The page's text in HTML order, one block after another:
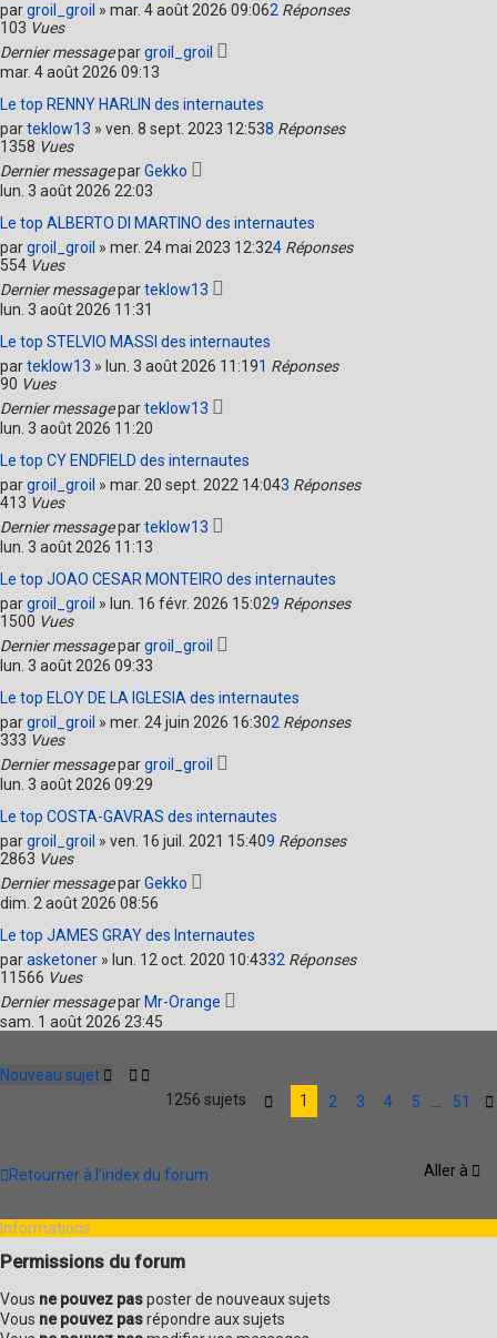
pargroil_groil » mar. 4 août 2026 09:062 Réponses
103 Vues
Dernier messagepargroil_groil
mar. 4 août 2026 09:13
Le top RENNY HARLIN des internautes
parteklow13 » ven. 8 sept. 2023 12:538 Réponses
1358 Vues
Dernier messageparGekko
lun. 3 août 2026 22:03
Le top ALBERTO DI MARTINO des internautes
pargroil_groil » mer. 24 mai 2023 12:324 Réponses
554 Vues
Dernier messageparteklow13
lun. 3 août 2026 11:31
Le top STELVIO MASSI des internautes
parteklow13 » lun. 3 août 2026 11:191 Réponses
90 Vues
Dernier messageparteklow13
lun. 3 août 2026 11:20
Le top CY ENDFIELD des internautes
pargroil_groil » mar. 20 sept. 2022 14:043 Réponses
413 Vues
Dernier messageparteklow13
lun. 3 août 2026 11:13
Le top JOAO CESAR MONTEIRO des internautes
pargroil_groil » lun. 16 févr. 2026 15:029 Réponses
1500 Vues
Dernier messagepargroil_groil
lun. 3 août 2026 09:33
Le top ELOY DE LA IGLESIA des internautes
pargroil_groil » mer. 24 juin 2026 16:302 Réponses
333 Vues
Dernier messagepargroil_groil
lun. 3 août 2026 09:29
Le top COSTA-GAVRAS des internautes
pargroil_groil » ven. 16 juil. 2021 15:409 Réponses
2863 Vues
Dernier messageparGekko
dim. 2 août 2026 08:56
Le top JAMES GRAY des Internautes
parasketoner » lun. 12 oct. 2020 10:4332 Réponses
11566 Vues
Dernier messagepar Mr-Orange
sam. 1 août 2026 23:45
Nouveau sujet
1256 sujets
1 2 3 4 5 51
Retourner à l’index du forum Aller à
Informations
Permissions du forum
Vous ne pouvez pasposter de nouveaux sujets
Vous ne pouvez pasrépondre aux sujets